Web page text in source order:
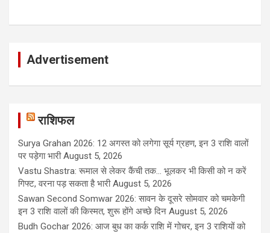
Advertisement
राशिफल
Surya Grahan 2026: 12 अगस्त को लगेगा सूर्य ग्रहण, इन 3 राशि वालों
पर पड़ेगा भारी August 5, 2026
Vastu Shastra: रूमाल से लेकर कैंची तक... भूलकर भी किसी को न करें
गिफ्ट, वरना पड़ सकता है भारी August 5, 2026
Sawan Second Somwar 2026: सावन के दूसरे सोमवार को चमकेगी
इन 3 राशि वालों की किस्मत, शुरू होंगे अच्छे दिन August 5, 2026
Budh Gochar 2026: आज बुध का कर्क राशि में गोचर, इन 3 राशियों को